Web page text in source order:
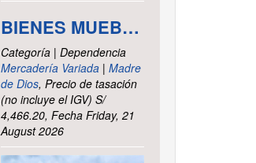
BIENES MUEBLES VARIOS - INTENDENCIA DE TRIBUTOS INTERNOS MADRE DE DIOS
Categoría | Dependencia
Mercadería Variada| Madre
de Dios, Precio de tasación
(no incluye el IGV) S/
4,466.20, Fecha Friday, 21
August 2026